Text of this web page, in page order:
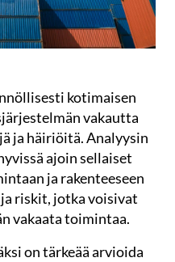
kotimaisen
vakautta
ja häiriöitä. Analyysin
ajoin sellaiset
ja rakenteeseen
riskit, jotka voisivat
vakaata toimintaa.
on tärkeää arvioida